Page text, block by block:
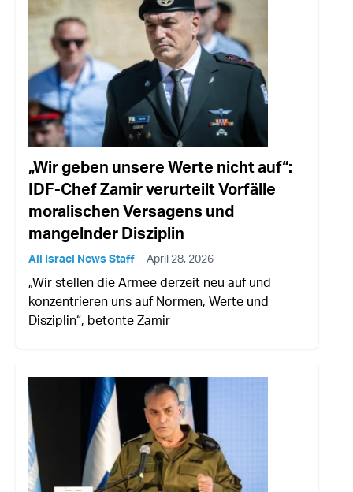
„Wir geben unsere Werte nicht auf“:
IDF-Chef Zamir verurteilt Vorfälle
moralischen Versagens und
mangelnder Disziplin
All Israel News Staff April 28, 2026
„Wir stellen die Armee derzeit neu auf und
konzentrieren uns auf Normen, Werte und
Disziplin“, betonte Zamir